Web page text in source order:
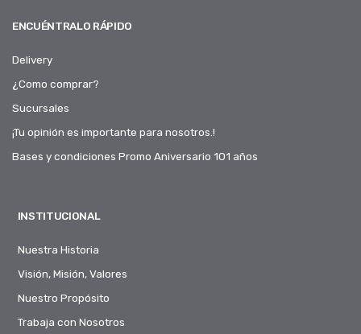
ENCUÉNTRALO RÁPIDO
Delivery
¿Como comprar?
Sucursales
¡Tu opinión es importante para nosotros.!
Bases y condiciones Promo Aniversario 101 años
INSTITUCIONAL
Nuestra Historia
Visión, Misión, Valores
Nuestro Propósito
Trabaja con Nosotros